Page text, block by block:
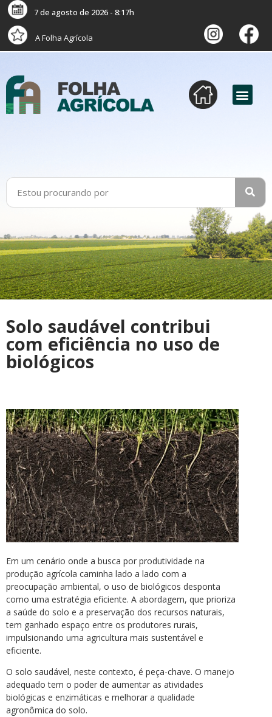
7 de agosto de 2026 - 8:17h
A Folha Agrícola
Solo saudável contribui
com eficiência no uso de
biológicos
Em um cenário onde a busca por produtividade na
produção agrícola caminha lado a lado com a
preocupação ambiental, o uso de biológicos desponta
como uma estratégia eficiente. A abordagem, que prioriza
a saúde do solo e a preservação dos recursos naturais,
tem ganhado espaço entre os produtores rurais,
impulsionando uma agricultura mais sustentável e
eficiente.
O solo saudável, neste contexto, é peça-chave. O manejo
adequado tem o poder de aumentar as atividades
biológicas e enzimáticas e melhorar a qualidade
agronômica do solo.